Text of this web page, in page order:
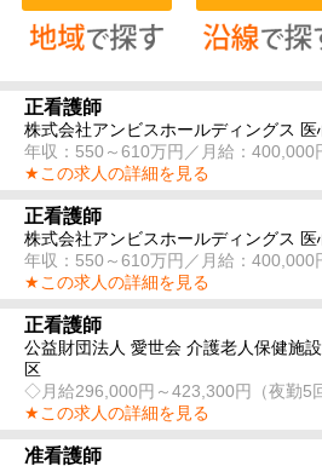
正看護師
株式会社アンビスホールディングス
年収：550～610万円／月給：400,000
★この求人の詳細を見る
正看護師
株式会社アンビスホールディングス
年収：550～610万円／月給：400,000
★この求人の詳細を見る
正看護師
公益財団法人 愛世会 介護老人保健施
区
◇月給296,000円～423,300円（夜勤5
★この求人の詳細を見る
准看護師